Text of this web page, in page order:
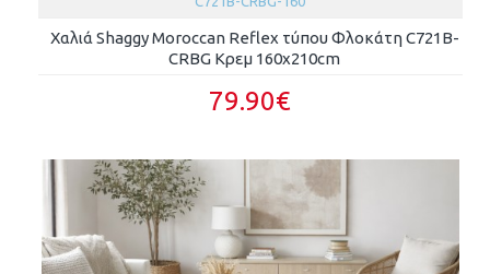
Χαλιά Shaggy Moroccan Reflex τύπου Φλοκάτη C721B-
CRBG Κρεμ 160x210cm
79.90€